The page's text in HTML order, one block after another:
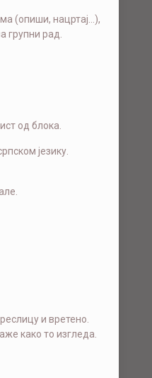
(опиши, нацртај…),
групни рад.
од блока.
језику.
и вретено.
како то изгледа.